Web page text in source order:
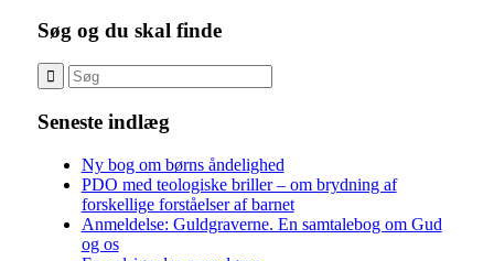
Søg og du skal finde
Seneste indlæg
Ny bog om børns åndelighed
PDO med teologiske briller – om brydning af
forskellige forståelser af barnet
Anmeldelse: Guldgraverne. En samtalebog om Gud
og os